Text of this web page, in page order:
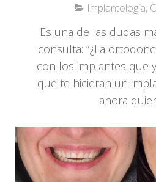
Implantología,
Es una de las dudas
consulta: “¿La
con los implantes que
que te hicieran un
ahora